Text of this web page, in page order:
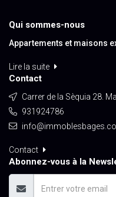
Qui sommes-nous
Appartements et maisons
Lire la suite
Contact
Carrer de la Sèquia 28.
931924786
Contact
Abonnez-vous à la